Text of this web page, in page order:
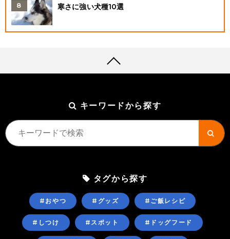
寒さに強い犬種10選
キーワードから探す
タグから探す
#おやつ #グッズ #ご飯レシピ
#しつけ #スポット #ドッグフード